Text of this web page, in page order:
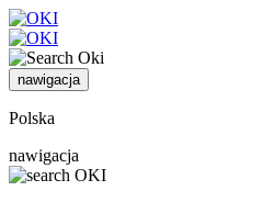
nawigacja
Polska
nawigacja